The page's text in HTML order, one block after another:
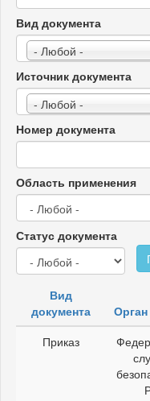
Вид документа
- Любой -
Источник документа
- Любой -
Номер документа
Область применения
Статус документа
Вид
документа
Приказ